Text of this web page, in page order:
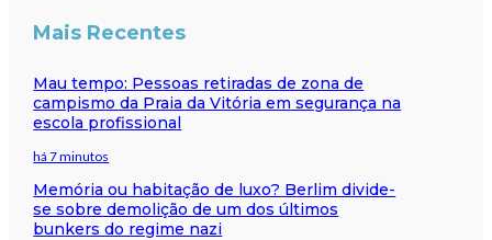
Mais Recentes
Mau tempo: Pessoas retiradas de zona de
campismo da Praia da Vitória em segurança na
escola profissional
há 7 minutos
Memória ou habitação de luxo? Berlim divide-
se sobre demolição de um dos últimos
bunkers do regime nazi